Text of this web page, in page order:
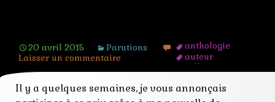
20 avril 2015 Parutions
anthologie
auteur
collection
édition
illustrateur
Laisser un commentaire
Il y a quelques semaines, je vous annonçais